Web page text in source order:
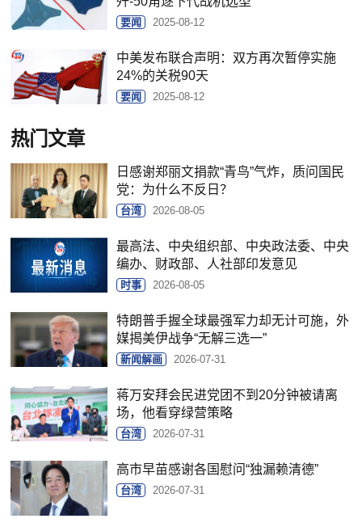
要闻 2025-08-12
中美发布联合声明：双方再次暂停实施
24%的关税90天
要闻 2025-08-12
热门文章
日感谢郑丽文捐款“青鸟”气炸，质问国民
党：为什么不反日？
台湾 2026-08-05
最高法、中央组织部、中央政法委、中央
编办、财政部、人社部印发意见
时事 2026-08-05
特朗普手握全球最强军力却无计可施，外
媒揭美伊战争“无解三选一”
新闻解画 2026-07-31
蒋万安拜会民进党团不到20分钟被请离
场，他看穿绿营策略
台湾 2026-07-31
高市早苗感谢各国慰问“独漏赖清德”
台湾 2026-07-31